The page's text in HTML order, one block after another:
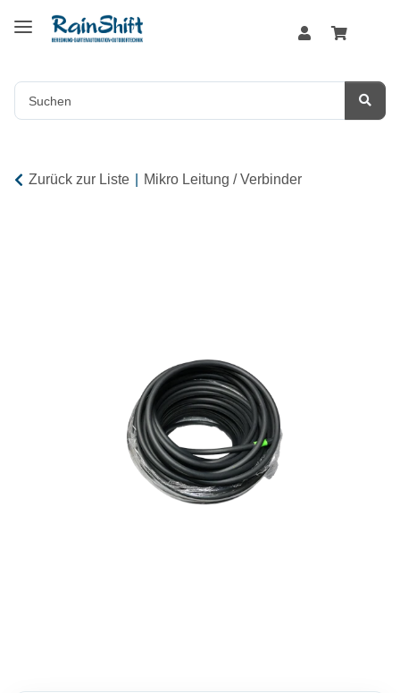
Zurück zur Liste Mikro Leitung / Verbinder